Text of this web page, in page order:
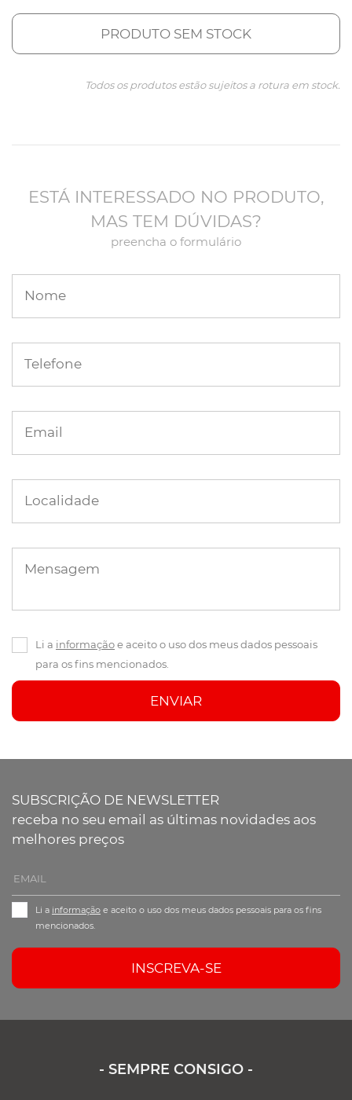
PRODUTO SEM STOCK
Todos os produtos estão sujeitos a rotura em stock.
ESTÁ INTERESSADO NO PRODUTO,
MAS TEM DÚVIDAS?
preencha o formulário
Nome
Telefone
Email
Localidade
Mensagem
Li a informaçãoe aceito o uso dos meus dados pessoais
para os fins mencionados.
ENVIAR
SUBSCRIÇÃO DE NEWSLETTER
receba no seu email as últimas novidades aos
melhores preços
Li a informação e aceito o uso dos meus dados pessoais para os fins
mencionados.
INSCREVA-SE
- SEMPRE CONSIGO -